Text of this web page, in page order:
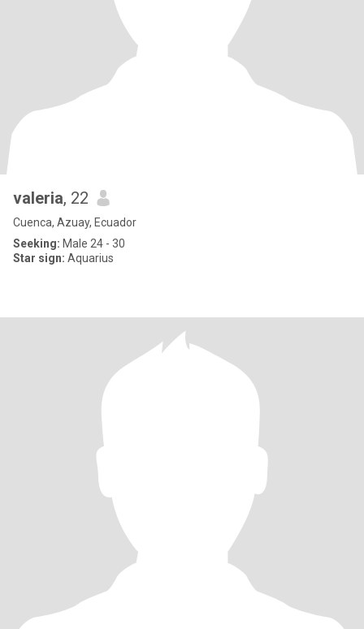
valeria, 22
Cuenca, Azuay, Ecuador
Seeking: Male 24 - 30
Star sign: Aquarius